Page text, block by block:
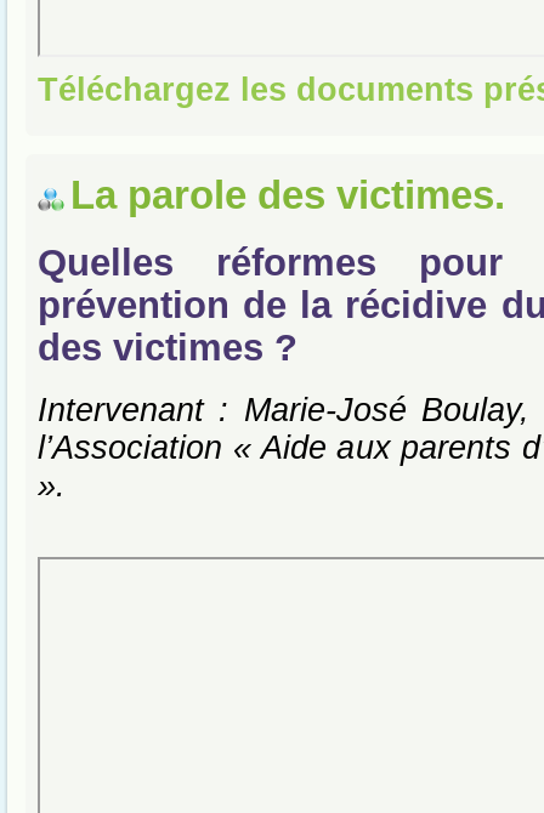
Téléchargez les documents
La parole des victimes.
Quelles réformes pour
prévention de la récidive
des victimes ?
Intervenant : Marie-José
l’Association « Aide aux parents
».